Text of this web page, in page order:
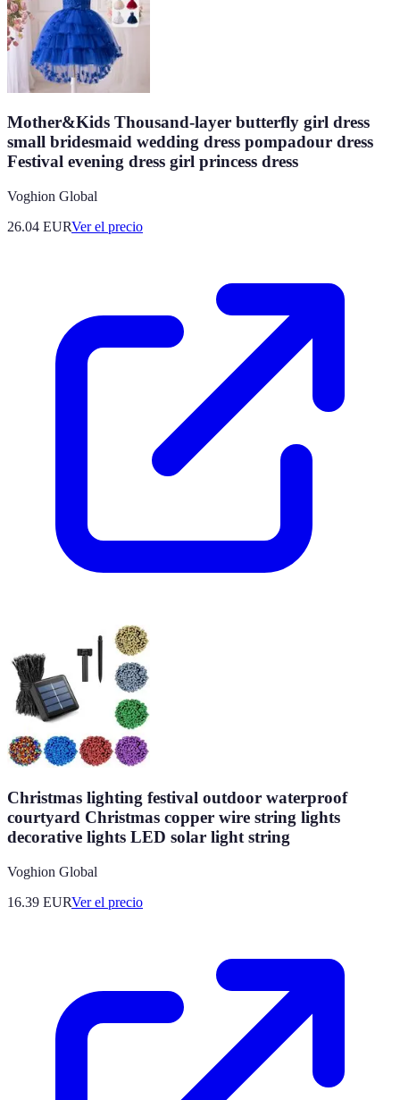
Mother&Kids Thousand-layer butterfly girl dress
small bridesmaid wedding dress pompadour dress
Festival evening dress girl princess dress
Voghion Global
26.04 EURVer el precio
Christmas lighting festival outdoor waterproof
courtyard Christmas copper wire string lights
decorative lights LED solar light string
Voghion Global
16.39 EURVer el precio